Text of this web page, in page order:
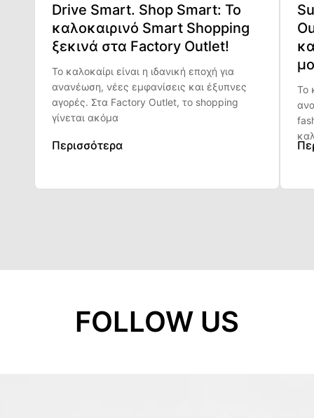
Drive Smart. Shop Smart: Το
καλοκαιρινό Smart Shopping
ξεκινά στα Factory Outlet!
Το καλοκαίρι είναι η ιδανική εποχή για
ανανέωση, νέες εμφανίσεις και έξυπνες
αγορές. Στα Factory Outlet, το shopping
γίνεται ακόμα
Περισσότερα
Το
FOLLOW US